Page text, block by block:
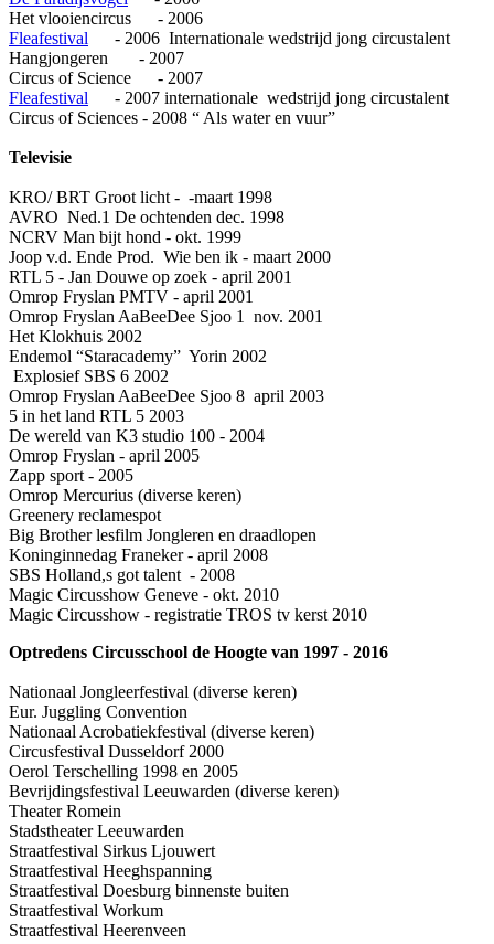
Het vlooiencircus - 2006
Fleafestival - 2006 Internationale wedstrijd jong circustalent
Hangjongeren - 2007
Circus of Science - 2007
Fleafestival - 2007 internationale wedstrijd jong circustalent
Circus of Sciences - 2008 “ Als water en vuur”
Televisie
KRO/ BRT Groot licht - -maart 1998
AVRO Ned.1 De ochtenden dec. 1998
NCRV Man bijt hond - okt. 1999
Joop v.d. Ende Prod. Wie ben ik - maart 2000
RTL 5 - Jan Douwe op zoek - april 2001
Omrop Fryslan PMTV - april 2001
Omrop Fryslan AaBeeDee Sjoo 1 nov. 2001
Het Klokhuis 2002
Endemol “Staracademy” Yorin 2002
Explosief SBS 6 2002
Omrop Fryslan AaBeeDee Sjoo 8 april 2003
5 in het land RTL 5 2003
De wereld van K3 studio 100 - 2004
Omrop Fryslan - april 2005
Zapp sport - 2005
Omrop Mercurius (diverse keren)
Greenery reclamespot
Big Brother lesfilm Jongleren en draadlopen
Koninginnedag Franeker - april 2008
SBS Holland,s got talent - 2008
Magic Circusshow Geneve - okt. 2010
Magic Circusshow - registratie TROS tv kerst 2010
Optredens Circusschool de Hoogte van 1997 - 2016
Nationaal Jongleerfestival (diverse keren)
Eur. Juggling Convention
Nationaal Acrobatiekfestival (diverse keren)
Circusfestival Dusseldorf 2000
Oerol Terschelling 1998 en 2005
Bevrijdingsfestival Leeuwarden (diverse keren)
Theater Romein
Stadstheater Leeuwarden
Straatfestival Sirkus Ljouwert
Straatfestival Heeghspanning
Straatfestival Doesburg binnenste buiten
Straatfestival Workum
Straatfestival Heerenveen